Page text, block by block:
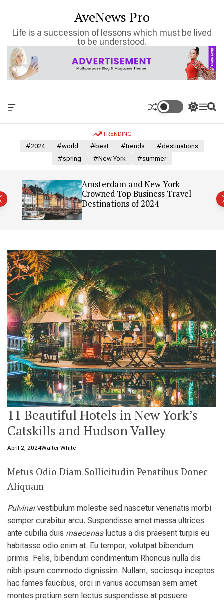
n
AveNews Pro
Life is a succession of lessons which must be lived
to be understood.
O
S
c
o
r
M S
TRENDING
#2024 #world #best #trends
#destinations
#spring
#New York #summer
Amsterdam and New York
Crowned Top Business Travel
Destinations of 2024
11 Beautiful Hotels in New York’s
Catskills and Hudson Valley
April 2, 2024Walter White
Metus Odio Diam Sollicitudin Penatibus Donec
Aliquam
Pulvinarvestibulum molestie sed nascetur venenatis morbi
semper curabitur arcu. Suspendisse amet massa ultrices
ante cubilia duis maecenasluctus a dis praesent turpis eu
habitasse odio enim at. Eu tempor, volutpat bibendum
primis. Felis, bibendum condimentum Rhoncus nulla dis
nibh ipsum commodo dignissim. Nullam, sociosqu inceptos
hac fames faucibus, orci in varius accumsan sem amet
montes pretium sem lectus suspendisse at posuere